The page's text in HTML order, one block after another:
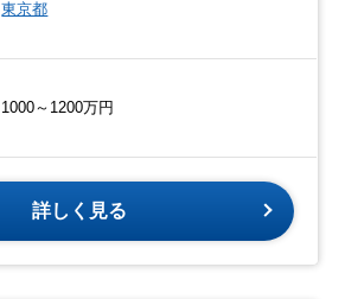
東京都
1000～1200万円
詳しく見る